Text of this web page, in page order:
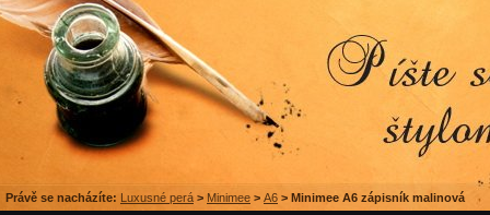
Právě se nacházíte: Luxusné perá > Minimee > A6 > Minimee A6 zápisník malinová